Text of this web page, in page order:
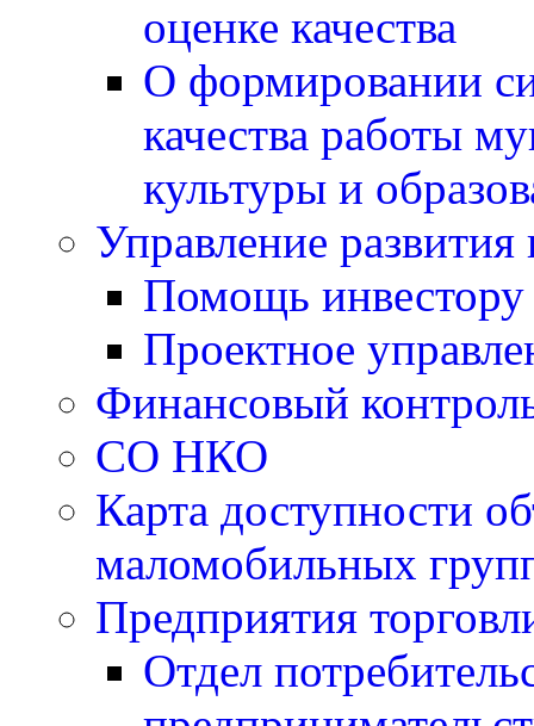
оценке качества
О формировании
качества работы
культуры и
Управление развития
Помощь инвестору
Проектное
Финансовый
СО НКО
Карта доступности
маломобильных
Предприятия
Отдел